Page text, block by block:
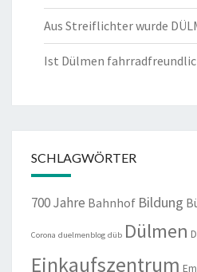
Aus Streiflichter wurde
Ist Dülmen
SCHLAGWÖRTER
700 Jahre Bahnhof Bildung
Corona duelmenblog düb Dülmen
Einkaufszentrum